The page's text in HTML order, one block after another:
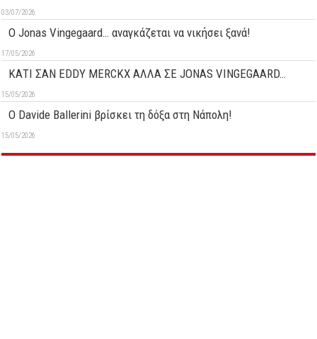
03/07/2026
O Jonas Vingegaard… αναγκάζεται να νικήσει ξανά!
17/05/2026
ΚΑΤΙ ΣΑΝ EDDY MERCKX ΑΛΛΑ ΣΕ JONAS VINGEGAARD…
15/05/2026
O Davide Ballerini βρίσκει τη δόξα στη Νάπολη!
15/05/2026